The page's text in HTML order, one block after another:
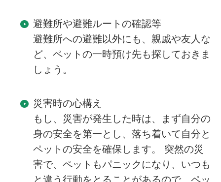
避難所や避難ルートの確認等
避難所への避難以外にも、親戚や友人な
ど、ペットの一時預け先も探しておきま
しょう。
災害時の心構え
もし、災害が発生した時は、まず自分の
身の安全を第一とし、落ち着いて自分と
ペットの安全を確保します。 突然の災
害で、ペットもパニックになり、いつも
と違う行動をとることがあるので、ペッ